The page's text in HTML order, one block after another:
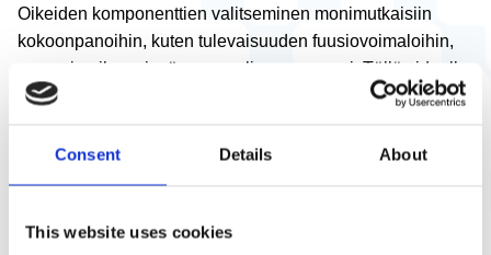
Consent Details About
This website uses cookies
Oikeiden komponenttien valitseminen monimutkaisiin
kokoonpanoihin, kuten tulevaisuuden fuusiovoimaloihin,
on usein aikaa vievä manuaalinen prosessi. Tällä videolla
näytämme, kuinka tuotevaihtoehtojen vertailua (trade-off -
linkitettyyn dataan perustuvaa menetelmää Aras PLM -
Katso, kuinka arvioimme monikäyttöisen siirtolaitteen